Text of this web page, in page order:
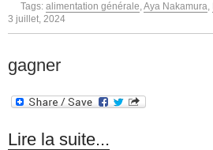
Tags: alimentation générale,Aya Nakamura,
3 juillet, 2024
gagner
Lire la suite...